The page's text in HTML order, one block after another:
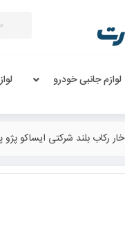
لوازم جانبی خودرو
خار رکاب بلند شرکتی ایساکو